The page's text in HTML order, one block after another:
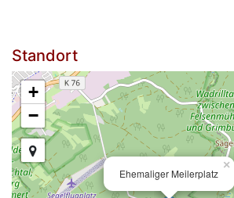
Standort
Ehemaliger Meilerplatz
×
+
−